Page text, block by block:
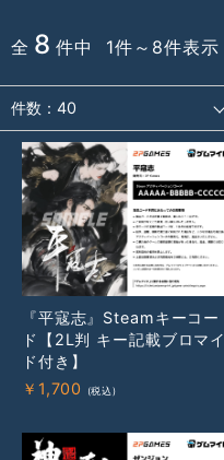
全 8 件中 1件～8件表示
『平寇志』Steamキーコー
ド【2L判 キー記載ブロマイ
ド付き】
￥ 1,700